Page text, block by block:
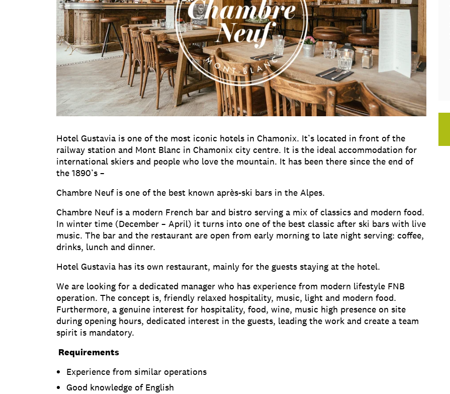
Hotel Gustavia is one of the most iconic hotels in Chamonix. It’s located in front of the
railway station and Mont Blanc in Chamonix city centre. It is the ideal accommodation for
international skiers and people who love the mountain. It has been there since the end of
the 1890’s –
Chambre Neuf is one of the best known après-ski bars in the Alpes.
Chambre Neuf is a modern French bar and bistro serving a mix of classics and modern food.
In winter time (December – April) it turns into one of the best classic after ski bars with live
music. The bar and the restaurant are open from early morning to late night serving: coffee,
drinks, lunch and dinner.
Hotel Gustavia has its own restaurant, mainly for the guests staying at the hotel.
We are looking for a dedicated manager who has experience from modern lifestyle FNB
operation. The concept is, friendly relaxed hospitality, music, light and modern food.
Furthermore, a genuine interest for hospitality, food, wine, music high presence on site
during opening hours, dedicated interest in the guests, leading the work and create a team
spirit is mandatory.
Requirements
Experience from similar operations
Good knowledge of English